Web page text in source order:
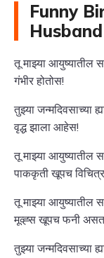
Funny
तू माझ्या आयुष्यातील
गंभीर होतोस!
तुझ्या जन्मदिवसाच्या
वृद्ध झाला आहेस!
तू माझ्या आयुष्यातील
पाककृती खूपच
तू माझ्या आयुष्यातील
मूव्ह्स खूपच फनी
तुझ्या जन्मदिवसाच्या